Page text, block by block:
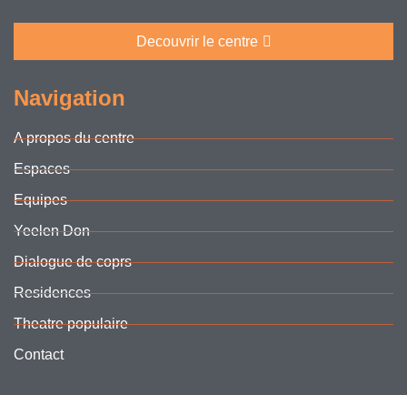
Decouvrir le centre
Navigation
A propos du centre
Espaces
Equipes
Yeelen Don
Dialogue de coprs
Residences
Theatre populaire
Contact